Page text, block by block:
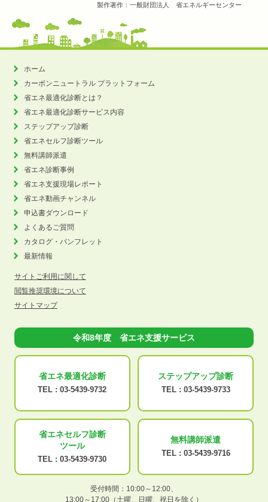
製作著作：一般財団法人 省エネルギーセンター
ホーム
カーボンニュートラル プラットフォーム
省エネ最適化診断とは？
省エネ最適化診断サービス内容
ステップアップ診断
省エネセルフ診断ツール
無料講師派遣
省エネ診断事例
省エネ支援現場レポート
省エネ動画チャンネル
申込書ダウンロード
よくあるご質問
カタログ・パンフレット
最新情報
サイトご利用に関して
閲覧推奨環境について
サイトマップ
令和8年度 省エネ支援サービス
省エネ最適化診断
TEL : 03-5439-9732
ステップアップ診断
TEL : 03-5439-9733
省エネセルフ診断
ツール
TEL : 03-5439-9730
無料講師派遣
TEL : 03-5439-9716
受付時間：10:00～12:00、
13:00～17:00（土曜、日曜、祝日を除く）